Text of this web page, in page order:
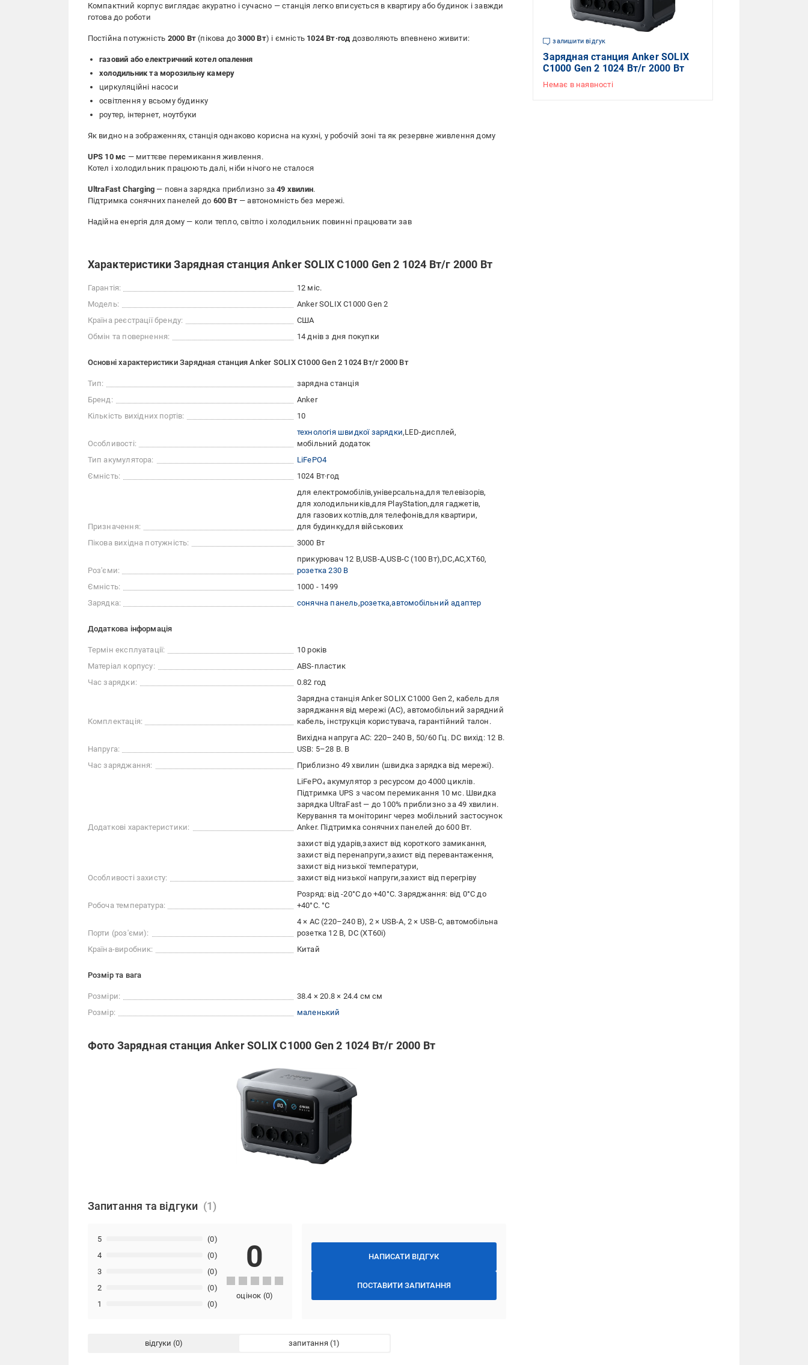
Компактний корпус виглядає акуратно і сучасно — станція легко вписується в квартиру або будинок і завжди
готова до роботи
Постійна потужність 2000 Вт(пікова до3000 Вт) і ємність 1024 Вт·год дозволяють впевнено живити:
газовий або електричний котел опалення
холодильник та морозильну камеру
циркуляційні насоси
освітлення у всьому будинку
роутер, інтернет, ноутбуки
Як видно на зображеннях, станція однаково корисна на кухні, у робочій зоні та як резервне живлення дому
UPS 10 мс — миттєве перемикання живлення.
Котел і холодильник працюють далі, ніби нічого не сталося
UltraFast Charging — повна зарядка приблизно за49 хвилин.
Підтримка сонячних панелей до 600 Вт— автономність без мережі.
Надійна енергія для дому — коли тепло, світло і холодильник повинні працювати зав
Характеристики Зарядная станция Anker SOLIX C1000 Gen 2 1024 Вт/г 2000 Вт
Гарантія:
12 міс.
Модель:
Anker SOLIX C1000 Gen 2
Країна реєстрації бренду:
США
Обмін та повернення:
14 днів з дня покупки
Основні характеристики Зарядная станция Anker SOLIX C1000 Gen 2 1024 Вт/г 2000 Вт
Тип:
зарядна станція
Бренд:
Anker
Кількість вихідних портів:
10
Особливості:
технологія швидкої зарядки LED-дисплей
мобільний додаток
Тип акумулятора:
LiFePO4
Ємність:
1024 Вт·год
Призначення:
для електромобілів універсальна для телевізорів
для холодильників для PlayStation для гаджетів
для газових котлів для телефонів для квартири
для будинку для військових
Пікова вихідна потужність:
3000 Вт
Роз'єми:
прикурювач 12 В USB-A USB-C (100 Вт) DC AC XT60
розетка 230 В
Ємність:
1000 - 1499
Зарядка:
сонячна панель розетка автомобільний адаптер
Додаткова інформація
Термін експлуатації:
10 років
Матеріал корпусу:
ABS-пластик
Час зарядки:
0.82 год
Комплектація:
Зарядна станція Anker SOLIX C1000 Gen 2, кабель для
заряджання від мережі (AC), автомобільний зарядний
кабель, інструкція користувача, гарантійний талон.
Напруга:
Вихідна напруга AC: 220–240 В, 50/60 Гц. DC вихід: 12 В.
USB: 5–28 В. В
Час заряджання:
Приблизно 49 хвилин (швидка зарядка від мережі).
Додаткові характеристики:
LiFePO₄ акумулятор з ресурсом до 4000 циклів.
Підтримка UPS з часом перемикання 10 мс. Швидка
зарядка UltraFast — до 100% приблизно за 49 хвилин.
Керування та моніторинг через мобільний застосунок
Anker. Підтримка сонячних панелей до 600 Вт.
Особливості захисту:
захист від ударів захист від короткого замикання
захист від перенапруги захист від перевантаження
захист від низької температури
захист від низької напруги захист від перегріву
Робоча температура:
Розряд: від -20°C до +40°C. Заряджання: від 0°C до
+40°C. °C
Порти (роз'єми):
4 × AC (220–240 В), 2 × USB-A, 2 × USB-C, автомобільна
розетка 12 В, DC (XT60i)
Країна-виробник:
Китай
Розмір та вага
Розміри:
38.4 × 20.8 × 24.4 см см
Розмір:
маленький
Фото Зарядная станция Anker SOLIX C1000 Gen 2 1024 Вт/г 2000 Вт
Запитання та відгуки
НАПИСАТИ ВІДГУК
ПОСТАВИТИ ЗАПИТАННЯ
1 (0)
2 (0)
3 (0)
4 (0)
5 (0)
0
оцінок (0)
відгуки запитання
залишити відгук
Зарядная станция Anker SOLIX
C1000 Gen 2 1024 Вт/г 2000 Вт
Немає в наявності